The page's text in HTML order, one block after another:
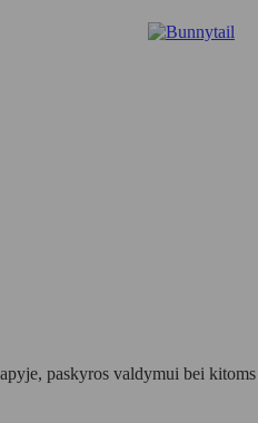
paskyros valdymui bei